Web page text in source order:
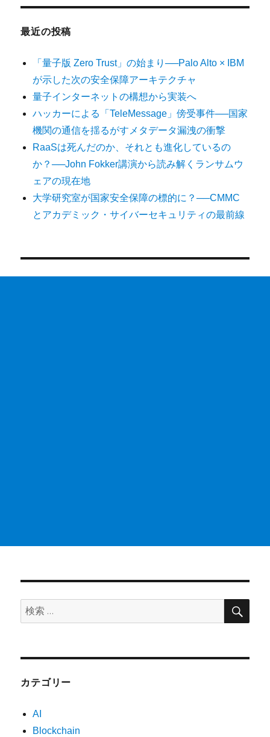
最近の投稿
「量子版 Zero Trust」の始まり──Palo Alto × IBM
が示した次の安全保障アーキテクチャ
量子インターネットの構想から実装へ
ハッカーによる「TeleMessage」傍受事件──国家
機関の通信を揺るがすメタデータ漏洩の衝撃
RaaSは死んだのか、それとも進化しているの
か？──John Fokker講演から読み解くランサムウ
ェアの現在地
大学研究室が国家安全保障の標的に？──CMMC
とアカデミック・サイバーセキュリティの最前線
検
索:
検
カテゴリー
AI
Blockchain